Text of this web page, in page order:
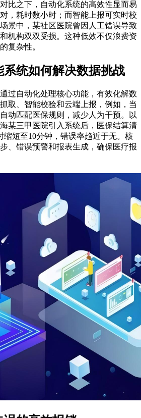
比之下，自动化系统的高效性显而易
，耗时数小时；而智能上报可实时校
景中，某社区医院曾因人工错误导致
机构双双受损。这种低效不仅浪费资
复杂性。
统如何解决数据挑战
过自动化处理核心功能，有效化解数
取、智能校验和云端上报，例如，当
动匹配医保规则，减少人为干预。以
某三甲医院引入系统后，医保结算清
缩短至10分钟，错误率趋近于无。核
、错误预警和报表生成，确保医疗报